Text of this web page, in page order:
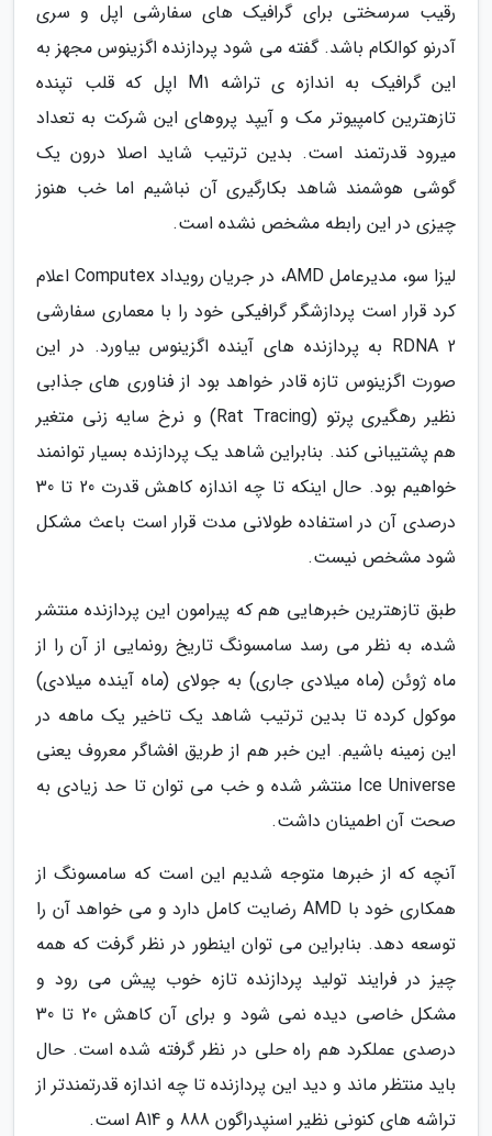
رقیب سرسختی برای گرافیک های سفارشی اپل و سری
آدرنو کوالکام باشد. گفته می شود پردازنده اگزینوس مجهز به
این گرافیک به اندازه ی تراشه M1 اپل که قلب تپنده
تازهترین کامپیوتر مک و آیپد پروهای این شرکت به تعداد
میرود قدرتمند است. بدین ترتیب شاید اصلا درون یک
گوشی هوشمند شاهد بکارگیری آن نباشیم اما خب هنوز
چیزی در این رابطه مشخص نشده است.
لیزا سو، مدیرعامل AMD، در جریان رویداد Computex اعلام
کرد قرار است پردازشگر گرافیکی خود را با معماری سفارشی
RDNA 2 به پردازنده های آینده اگزینوس بیاورد. در این
صورت اگزینوس تازه قادر خواهد بود از فناوری های جذابی
نظیر رهگیری پرتو (Rat Tracing) و نرخ سایه زنی متغیر
هم پشتیبانی کند. بنابراین شاهد یک پردازنده بسیار توانمند
خواهیم بود. حال اینکه تا چه اندازه کاهش قدرت 20 تا 30
درصدی آن در استفاده طولانی مدت قرار است باعث مشکل
شود مشخص نیست.
طبق تازهترین خبرهایی هم که پیرامون این پردازنده منتشر
شده، به نظر می رسد سامسونگ تاریخ رونمایی از آن را از
ماه ژوئن (ماه میلادی جاری) به جولای (ماه آینده میلادی)
موکول کرده تا بدین ترتیب شاهد یک تاخیر یک ماهه در
این زمینه باشیم. این خبر هم از طریق افشاگر معروف یعنی
Ice Universe منتشر شده و خب می توان تا حد زیادی به
صحت آن اطمینان داشت.
آنچه که از خبرها متوجه شدیم این است که سامسونگ از
همکاری خود با AMD رضایت کامل دارد و می خواهد آن را
توسعه دهد. بنابراین می توان اینطور در نظر گرفت که همه
چیز در فرایند تولید پردازنده تازه خوب پیش می رود و
مشکل خاصی دیده نمی شود و برای آن کاهش 20 تا 30
درصدی عملکرد هم راه حلی در نظر گرفته شده است. حال
باید منتظر ماند و دید این پردازنده تا چه اندازه قدرتمندتر از
تراشه های کنونی نظیر اسنپدراگون 888 و A14 است.